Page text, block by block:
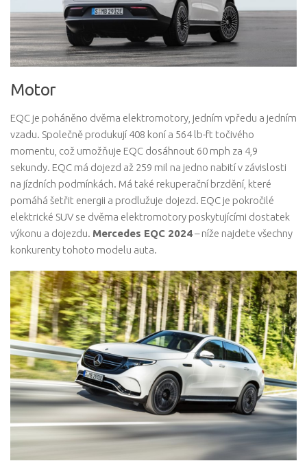
Motor
EQC je poháněno dvěma elektromotory, jedním vpředu a jedním
vzadu. Společně produkují 408 koní a 564 lb-ft točivého
momentu, což umožňuje EQC dosáhnout 60 mph za 4,9
sekundy. EQC má dojezd až 259 mil na jedno nabití v závislosti
na jízdních podmínkách. Má také rekuperační brzdění, které
pomáhá šetřit energii a prodlužuje dojezd. EQC je pokročilé
elektrické SUV se dvěma elektromotory poskytujícími dostatek
výkonu a dojezdu. Mercedes EQC 2024– níže najdete všechny
konkurenty tohoto modelu auta.